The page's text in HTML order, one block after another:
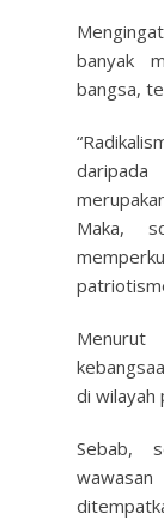
banyak
bangsa,
Maka,
Menurut
di wilayah
Sebab,